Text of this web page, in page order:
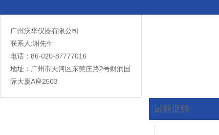
广州沃华仪器有限公司
联系人:谢先生
电话：86-020-87777016
地址：广州市天河区东莞庄路2号财润国
际大厦A座2503
最新促销